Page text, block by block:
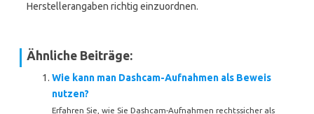
Herstellerangaben richtig einzuordnen.
Ähnliche Beiträge:
Wie kann man Dashcam-Aufnahmen als Beweis
nutzen?
Erfahren Sie, wie Sie Dashcam-Aufnahmen rechtssicher als